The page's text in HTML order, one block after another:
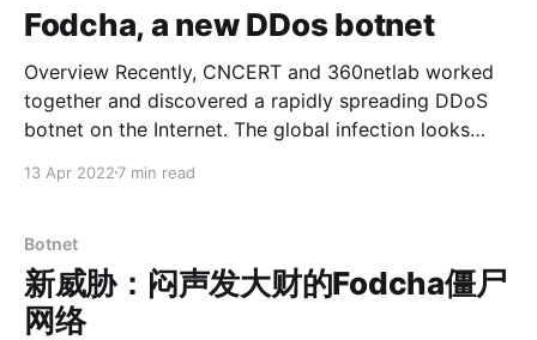
安全威胁。
将对前两个漏洞进行细节分析，第三个漏洞细节点此查
看。 * 本月共记录威胁攻击8亿次有余（其中包括漏洞攻
击7.4亿余次、传播恶意软件超5500万次），新增IoC累计
68万余个，其中针对IoT设备的漏洞攻击呈上升趋势。 云
上重点资产扫描攻击 三月份，我们共监测到全国156个公
云，发生在公有云平台上的网络安全事件和威胁数量居高
企业、政府及事业单位成为攻击者的重点攻击对象，合计
攻击源156个。 根据所属云服务商来源，我们发现我国重
点IP的云服务商以阿里云使用为主，其次为腾讯
Fodcha, a new DDos botnet
Overview Recently, CNCERT and 360netlab worked
together and discovered a rapidly spreading DDoS
botnet on the Internet. The global infection looks
daily active bots (IPs) and alsomore than 100 DDoS
13 Apr 2022 7 min read
Botnet
新威胁：闷声发大财的Fodcha僵尸
网络